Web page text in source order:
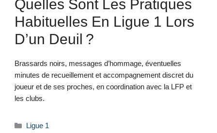
Quelles Sont Les Pratiques
Habituelles En Ligue 1 Lors
D’un Deuil ?
Brassards noirs, messages d’hommage, éventuelles
minutes de recueillement et accompagnement discret du
joueur et de ses proches, en coordination avec la LFP et
les clubs.
Kategorien
Ligue 1